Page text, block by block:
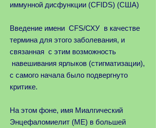
иммунной дисфункции (CFIDS) (США)
Введение имени CFS/СХУ в качестве
термина для этого заболевания, и
связанная с этим возможность
навешивания ярлыков (стигматизации),
с самого начала было подвергнуто
критике.
На этом фоне, имя Миалгический
Энцефаломиелит (МЕ) в большей